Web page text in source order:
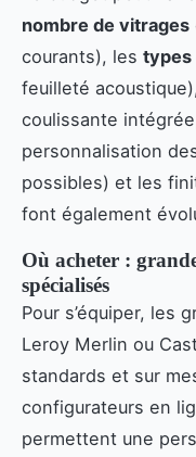
nombre de vitrages
courants), les types
feuilleté
coulissante
personnalisation
possibles) et les
font également
Où acheter :
spécialisés
Pour s’équiper, les
Leroy Merlin ou
standards et sur
configurateurs en
permettent une